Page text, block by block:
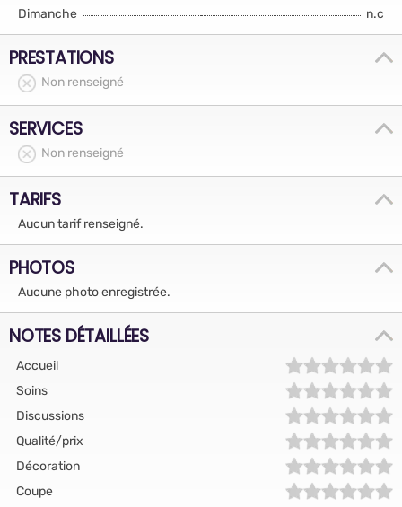
Dimanche
n.c
PRESTATIONS
Non renseigné
SERVICES
Non renseigné
TARIFS
Aucun tarif renseigné.
PHOTOS
Aucune photo enregistrée.
NOTES DÉTAILLÉES
Accueil
Soins
Discussions
Qualité/prix
Décoration
Coupe